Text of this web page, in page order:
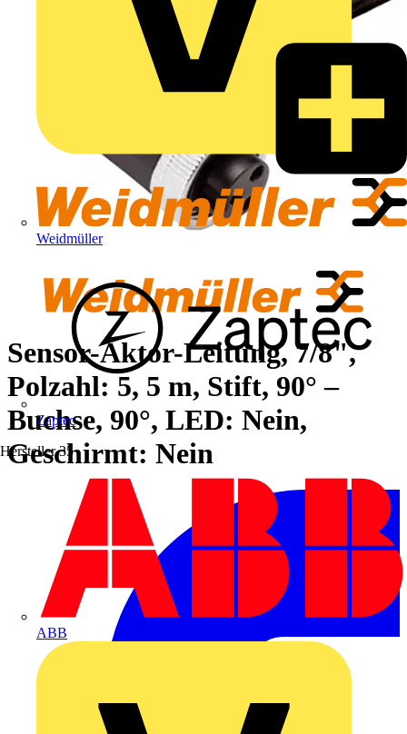
Weidmüller
Zaptec
Hersteller 35
ABB
Sensor-Aktor-Leitung, 7/8",
Polzahl: 5, 5 m, Stift, 90° –
Buchse, 90°, LED: Nein,
Geschirmt: Nein